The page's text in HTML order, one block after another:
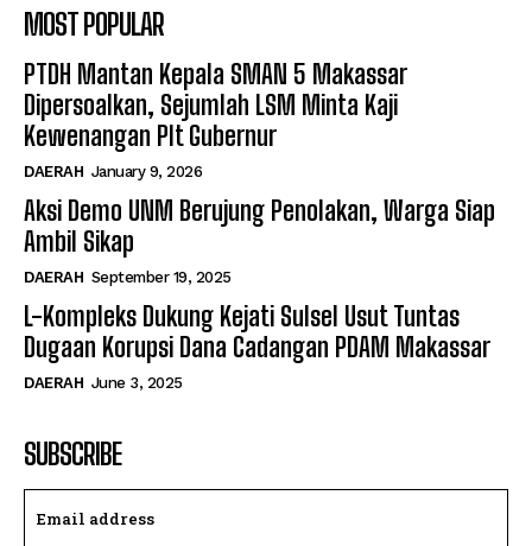
MOST POPULAR
PTDH Mantan Kepala SMAN 5 Makassar
Dipersoalkan, Sejumlah LSM Minta Kaji
Kewenangan Plt Gubernur
DAERAH January 9, 2026
Aksi Demo UNM Berujung Penolakan, Warga Siap
Ambil Sikap
DAERAH September 19, 2025
L-Kompleks Dukung Kejati Sulsel Usut Tuntas
Dugaan Korupsi Dana Cadangan PDAM Makassar
DAERAH June 3, 2025
SUBSCRIBE